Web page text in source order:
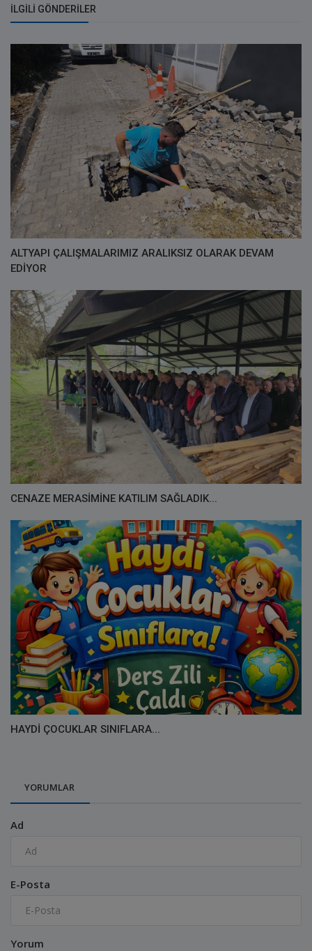
İLGILI GÖNDERILER
ALTYAPI ÇALIŞMALARIMIZ ARALIKSIZ OLARAK DEVAM
EDİYOR
CENAZE MERASİMİNE KATILIM SAĞLADIK...
HAYDİ ÇOCUKLAR SINIFLARA...
YORUMLAR
Ad
E-Posta
Yorum